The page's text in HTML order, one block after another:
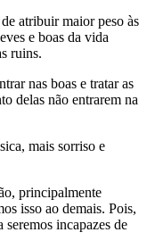
atribuir maior peso às
e boas da vida
ruins.
nas boas e tratar as
delas não entrarem na
mais sorriso e
principalmente
isso ao demais. Pois,
incapazes de